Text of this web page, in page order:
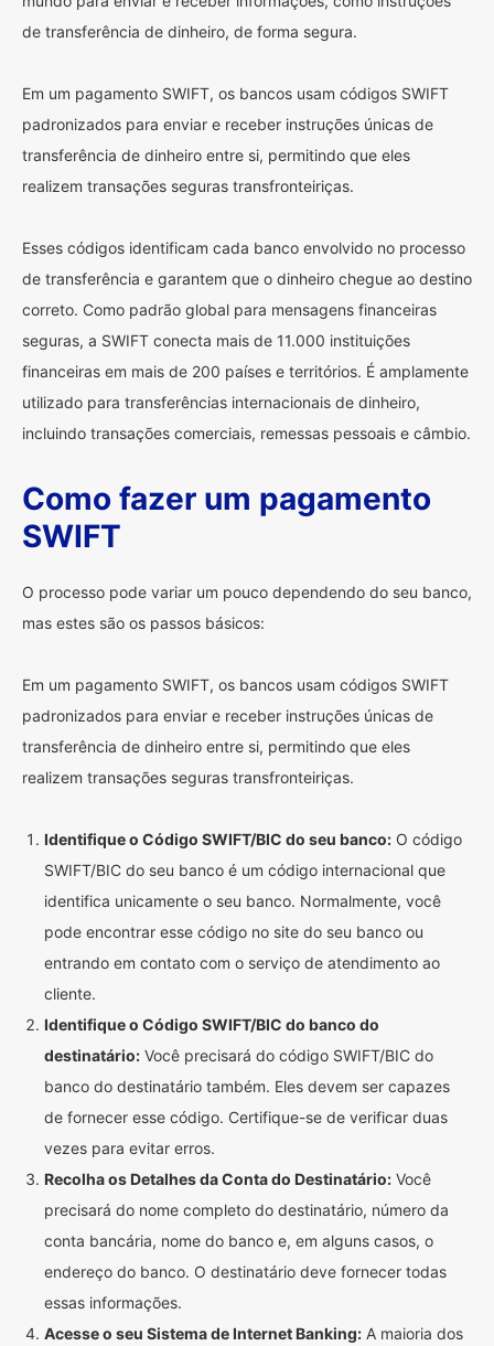
de transferência de dinheiro, de forma segura.
Em um pagamento SWIFT, os bancos usam códigos SWIFT
padronizados para enviar e receber instruções únicas de
transferência de dinheiro entre si, permitindo que eles
realizem transações seguras transfronteiriças.
Esses códigos identificam cada banco envolvido no processo
de transferência e garantem que o dinheiro chegue ao destino
correto. Como padrão global para mensagens financeiras
seguras, a SWIFT conecta mais de 11.000 instituições
financeiras em mais de 200 países e territórios. É amplamente
utilizado para transferências internacionais de dinheiro,
incluindo transações comerciais, remessas pessoais e câmbio.
Como fazer um pagamento
SWIFT
O processo pode variar um pouco dependendo do seu banco,
mas estes são os passos básicos:
Em um pagamento SWIFT, os bancos usam códigos SWIFT
padronizados para enviar e receber instruções únicas de
transferência de dinheiro entre si, permitindo que eles
realizem transações seguras transfronteiriças.
Identifique o Código SWIFT/BIC do seu banco: O código
SWIFT/BIC do seu banco é um código internacional que
identifica unicamente o seu banco. Normalmente, você
pode encontrar esse código no site do seu banco ou
entrando em contato com o serviço de atendimento ao
cliente.
Identifique o Código SWIFT/BIC do banco do
destinatário: Você precisará do código SWIFT/BIC do
banco do destinatário também. Eles devem ser capazes
de fornecer esse código. Certifique-se de verificar duas
vezes para evitar erros.
Recolha os Detalhes da Conta do Destinatário: Você
precisará do nome completo do destinatário, número da
conta bancária, nome do banco e, em alguns casos, o
endereço do banco. O destinatário deve fornecer todas
essas informações.
Acesse o seu Sistema de Internet Banking: A maioria dos